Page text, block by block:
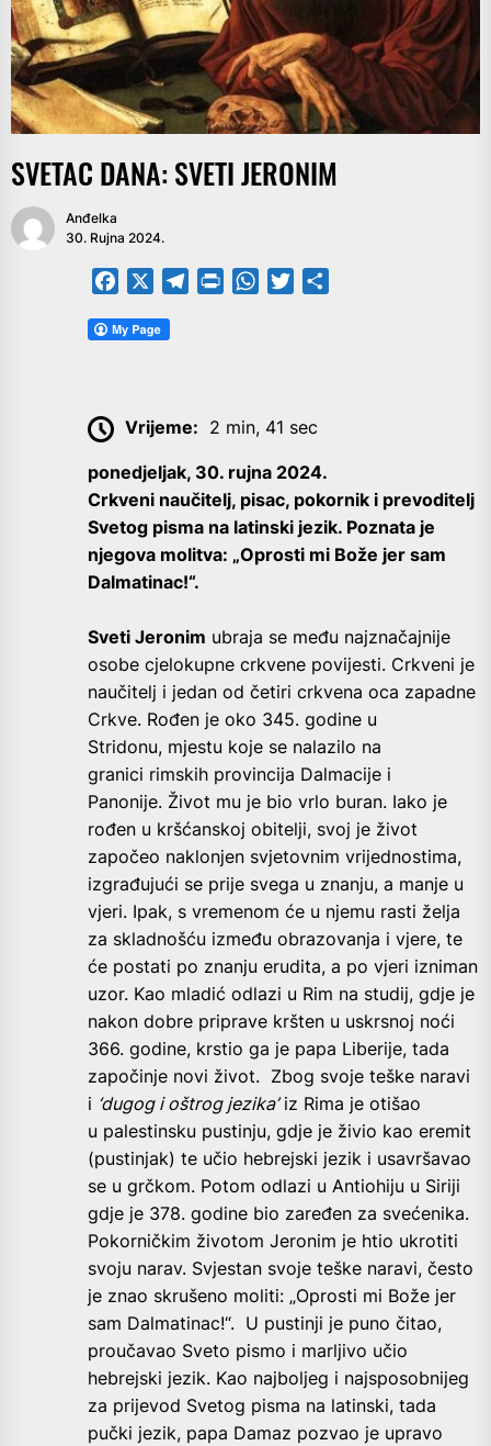
SVETAC DANA: SVETI JERONIM
Anđelka
30. Rujna 2024.
Facebook TelegramPrintFriendly
WhatsApp
Twitter
Vrijeme: 2 min, 41 sec
ponedjeljak, 30. rujna 2024.
Crkveni naučitelj, pisac, pokornik i prevoditelj
Svetog pisma na latinski jezik. Poznata je
njegova molitva: „Oprosti mi Bože jer sam
Dalmatinac!“.
Sveti Jeronim ubraja se među najznačajnije
osobe cjelokupne crkvene povijesti. Crkveni je
naučitelj i jedan od četiri crkvena oca zapadne
Crkve. Rođen je oko 345. godine u
Stridonu, mjestu koje se nalazilo na
granici rimskih provincija Dalmacije i
Panonije. Život mu je bio vrlo buran. Iako je
rođen u kršćanskoj obitelji, svoj je život
započeo naklonjen svjetovnim vrijednostima,
izgrađujući se prije svega u znanju, a manje u
vjeri. Ipak, s vremenom će u njemu rasti želja
za skladnošću između obrazovanja i vjere, te
će postati po znanju erudita, a po vjeri izniman
uzor. Kao mladić odlazi u Rim na studij, gdje je
nakon dobre priprave kršten u uskrsnoj noći
366. godine, krstio ga je papa Liberije, tada
započinje novi život. Zbog svoje teške naravi
i ‘dugog i oštrog jezika’iz Rima je otišao
u palestinsku pustinju, gdje je živio kao eremit
(pustinjak) te učio hebrejski jezik i usavršavao
se u grčkom. Potom odlazi u Antiohiju u Siriji
gdje je 378. godine bio zaređen za svećenika.
Pokorničkim životom Jeronim je htio ukrotiti
svoju narav. Svjestan svoje teške naravi, često
je znao skrušeno moliti: „Oprosti mi Bože jer
sam Dalmatinac!“. U pustinji je puno čitao,
proučavao Sveto pismo i marljivo učio
hebrejski jezik. Kao najboljeg i najsposobnijeg
za prijevod Svetog pisma na latinski, tada
pučki jezik, papa Damaz pozvao je upravo